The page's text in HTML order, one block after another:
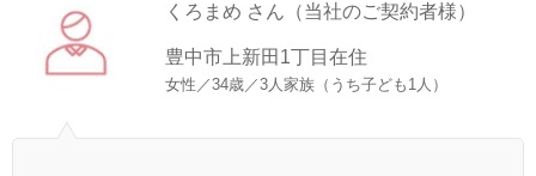
くろまめ さん（当社のご契約者様）
豊中市上新田1丁目在住
女性／34歳／3人家族（うち子ども1人）